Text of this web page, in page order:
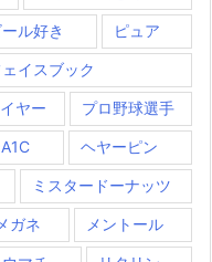
ール好き ピュア
イスブック
ヤー プロ野球選手
ヘヤーピン
ミスタードーナッツ
メガネ メントール